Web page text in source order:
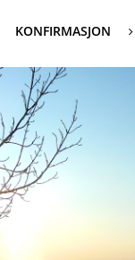
KONFIRMASJON